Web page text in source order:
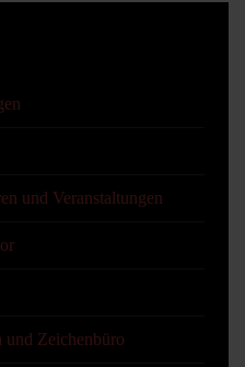
und Veranstaltungen
und Zeichenbüro